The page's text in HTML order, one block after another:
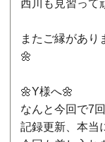
西川も見習って
またご縁があり
🌼
🌼Y様へ🌼
なんと今回で7
記録更新、本当